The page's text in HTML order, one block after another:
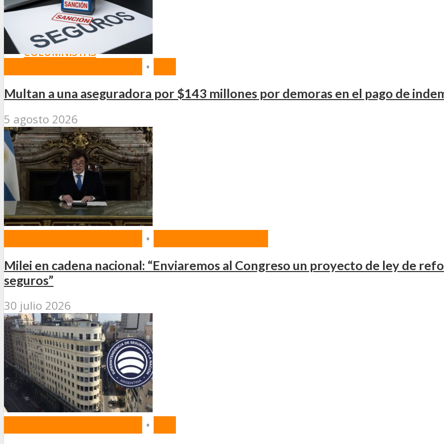
SEGURIDAD VIAL
DIGITAL
COLUMNISTAS
•
Multan a una aseguradora por $143 millones por demoras en el pago de
5 agosto 2026
•
Milei en cadena nacional: “Enviaremos al Congreso un proyecto de ley de
seguros”
30 julio 2026
•